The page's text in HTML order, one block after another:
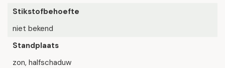
Stikstofbehoefte
niet bekend
Standplaats
zon, halfschaduw